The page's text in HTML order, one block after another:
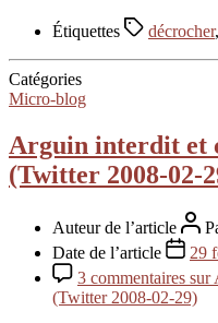
Étiquettes décrocher,
Catégories
Micro-blog
Arguin interdit et
(Twitter 2008-02-
Auteur de l’article
Date de l’article
29
3 commentaires sur
(Twitter 2008-02-29)